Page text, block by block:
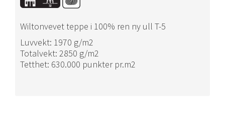
Wiltonvevet teppe i 100% ren ny ull T-5
Luvvekt: 1970 g/m2
Totalvekt: 2850 g/m2
Tetthet: 630.000 punkter pr.m2